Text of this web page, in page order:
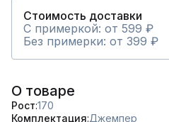
Стоимость доставки
С примеркой: от 599 ₽
Без примерки: от 399 ₽
О товаре
Рост 170
Комплектация Джемпер